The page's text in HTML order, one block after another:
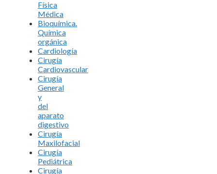
Física
Médica
Bioquímica.
Química
orgánica
Cardiología
Cirugía
Cardiovascular
Cirugía
General
y
del
aparato
digestivo
Cirugía
Maxilofacial
Cirugía
Pediátrica
Cirugía